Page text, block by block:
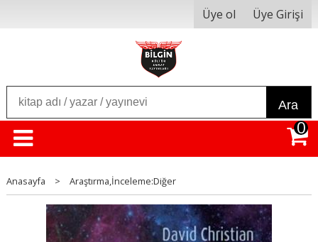
Üye ol Üye Girişi
Ara
0
Anasayfa > Araştırma,İnceleme:Diğer